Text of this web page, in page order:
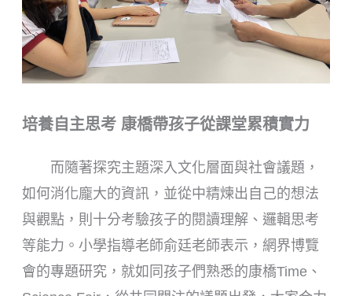
培養自主思考 康橋帶孩子從課堂累積實力
而隨著探究主題深入文化層面與社會議題，
如何消化龐大的資訊，並從中精煉出自己的想法
與觀點，則十分考驗孩子的閱讀理解、邏輯思考
等能力。小學指導老師俞廷老師表示，網界博覽
會的專題研究，就如同孩子們熟悉的康橋Time、